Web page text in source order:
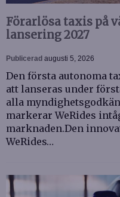
Förarlösa taxis på
lansering 2027
Publicerad augusti 5, 2026
Den första autonoma
att lanseras under
alla
markerar WeRides
marknaden.Den
WeRides…